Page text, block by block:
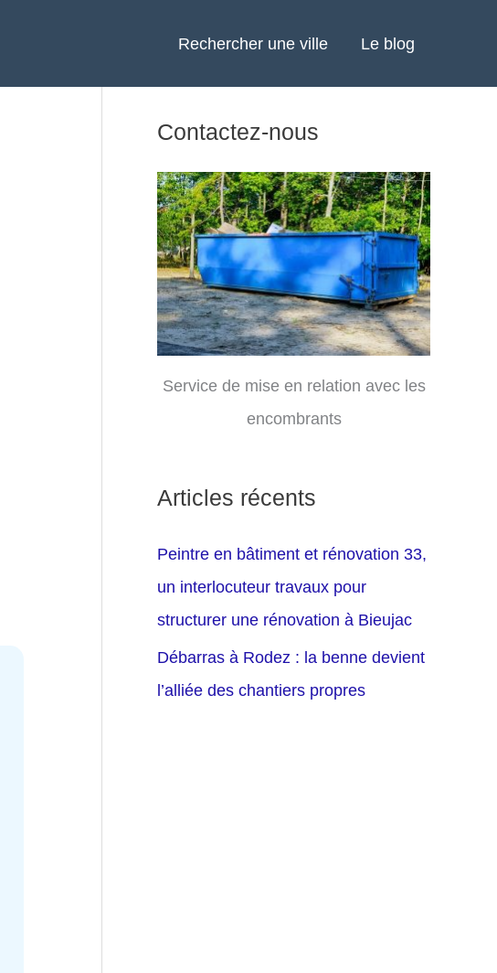
Rechercher une ville Le blog
Contactez-nous
Service de mise en relation avec les
encombrants
Articles récents
Peintre en bâtiment et rénovation 33,
un interlocuteur travaux pour
structurer une rénovation à Bieujac
Débarras à Rodez : la benne devient
l’alliée des chantiers propres